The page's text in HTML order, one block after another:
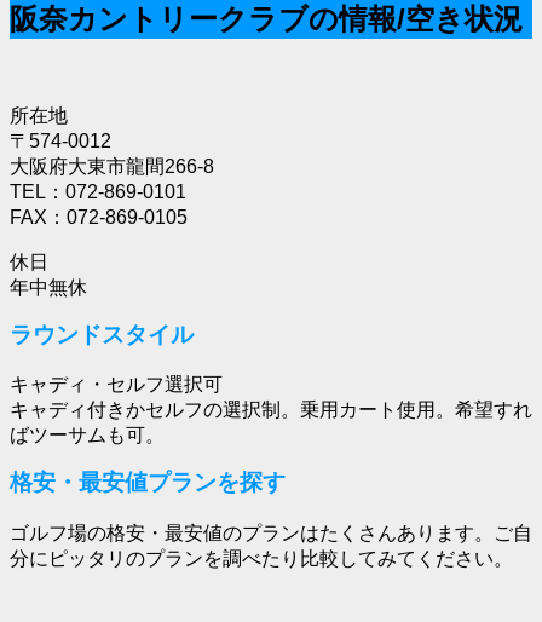
阪奈カントリークラブの情報/空き状況
所在地
〒574-0012
大阪府大東市龍間266-8
TEL：072-869-0101
FAX：072-869-0105
休日
年中無休
ラウンドスタイル
キャディ・セルフ選択可
キャディ付きかセルフの選択制。乗用カート使用。希望すれ
ばツーサムも可。
格安・最安値プランを探す
ゴルフ場の格安・最安値のプランはたくさんあります。ご自
分にピッタリのプランを調べたり比較してみてください。